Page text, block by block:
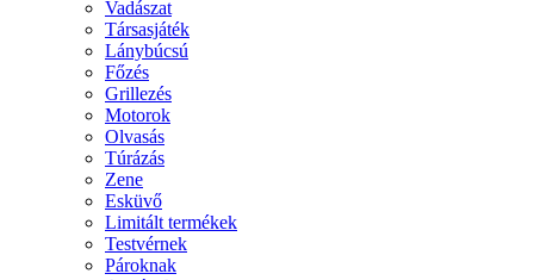
Vadászat
Társasjáték
Lánybúcsú
Főzés
Grillezés
Motorok
Olvasás
Túrázás
Zene
Esküvő
Limitált termékek
Testvérnek
Pároknak